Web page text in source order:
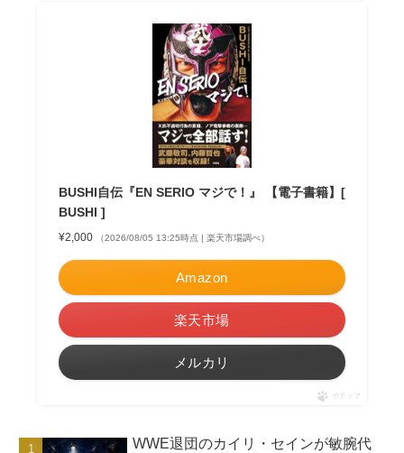
BUSHI自伝『EN SERIO マジで！』 【電子書籍】[
BUSHI ]
¥2,000 （2026/08/05 13:25時点 | 楽天市場調べ）
Amazon
楽天市場
メルカリ
ポチップ
WWE退団のカイリ・セインが敏腕代